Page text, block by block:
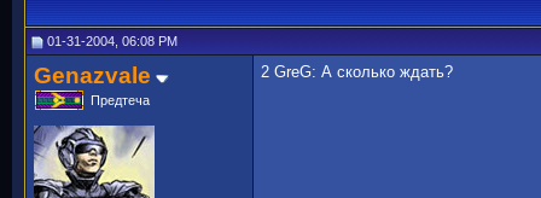
01-31-2004, 06:08 PM
Genazvale
Предтеча
2 GreG: А сколько ждать?